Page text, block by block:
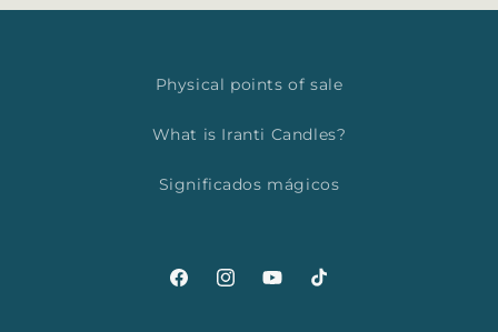
Physical points of sale
What is Iranti Candles?
Significados mágicos
FacebookInstagramYouTubeTikTok